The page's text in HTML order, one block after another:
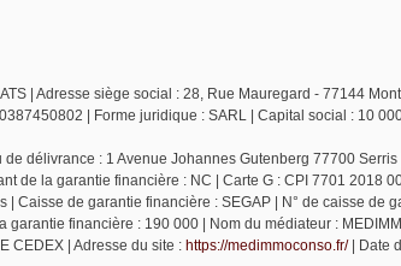
| Adresse siège social : 28, Rue Mauregard - 77144
| Forme juridique : SARL | Capital social : 10
délivrance : 1 Avenue Johannes Gutenberg 77700
de la garantie financière : NC | Carte G : CPI 7701 2018
de garantie financière : SEGAP | N° de caisse de
financière : 190 000 | Nom du médiateur :
CEDEX | Adresse du site : https://medimmoconso.fr/| Date